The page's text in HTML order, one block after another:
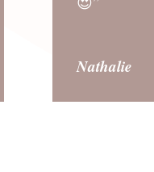
Nathalie